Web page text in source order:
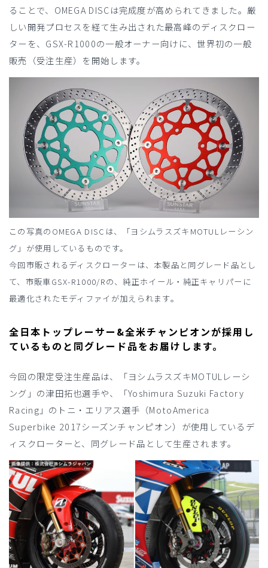
ることで、OMEGA DISCは完成度が高められてきました。厳
しい開発プロセスを経て生み出された最高峰のディスクロー
ターを、GSX-R1000の一般オーナー向けに、世界初の一般
販売（受注生産）を開始します。
この写真のOMEGA DISCは、「ヨシムラスズキMOTULレーシン
グ」が使用しているものです。
今回市販されるディスクローターは、本製品と同グレード品とし
て、市販車GSX-R1000/Rの、純正ホイール・純正キャリパーに
最適化されたモディファイが加えられます。
全日本トップレーサー&全米チャンピオンが採用し
ているものと同グレード品をお届けします。
今回の限定受注生産品は、「ヨシムラスズキMOTULレーシ
ング」の津田拓也選手や、「Yoshimura Suzuki Factory
Racing」のトニ・エリアス選手（MotoAmerica
Superbike 2017シーズンチャンピオン）が使用しているデ
ィスクローターと、同グレード品として生産されます。